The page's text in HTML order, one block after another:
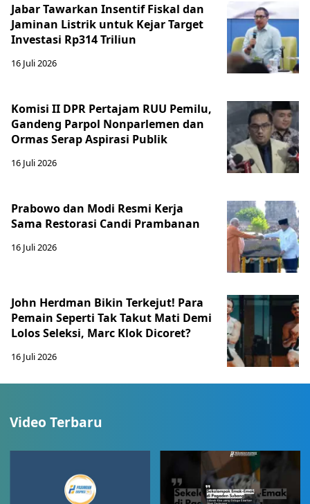
Jabar Tawarkan Insentif Fiskal dan
Jaminan Listrik untuk Kejar Target
Investasi Rp314 Triliun
16 Juli 2026
Komisi II DPR Pertajam RUU Pemilu,
Gandeng Parpol Nonparlemen dan
Ormas Serap Aspirasi Publik
16 Juli 2026
Prabowo dan Modi Resmi Kerja
Sama Restorasi Candi Prambanan
16 Juli 2026
John Herdman Bikin Terkejut! Para
Pemain Seperti Tak Takut Mati Demi
Lolos Seleksi, Marc Klok Dicoret?
16 Juli 2026
Video Terbaru